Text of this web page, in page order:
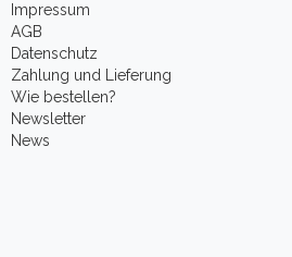
Impressum
AGB
Datenschutz
Zahlung und Lieferung
Wie bestellen?
Newsletter
News